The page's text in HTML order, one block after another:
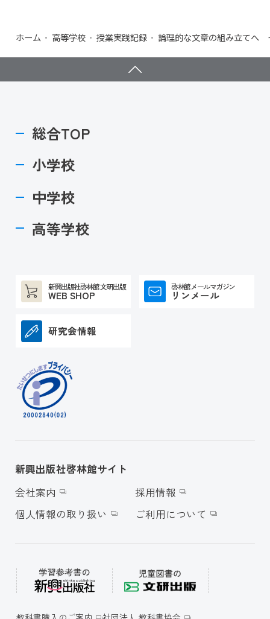
ホーム 高等学校 授業実践記録 論理的な文章の組み立てへ
総合TOP
小学校
中学校
高等学校
新興出版社啓林館 文研出版
WEB SHOP
啓林館メールマガジン
リンメール
研究会情報
新興出版社啓林館サイト
会社案内
採用情報
個人情報の取り扱い
ご利用について